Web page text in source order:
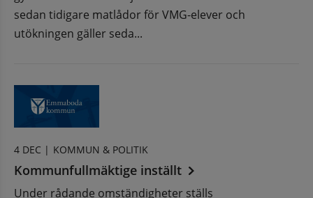
sedan tidigare matlådor för VMG-elever och
utökningen gäller seda...
4 DEC | KOMMUN & POLITIK
Kommunfullmäktige inställt
Under rådande omständigheter ställs